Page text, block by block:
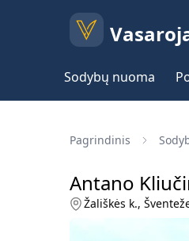
Sodybų nuoma
Pagrindinis
Antano
Žališkės k.,